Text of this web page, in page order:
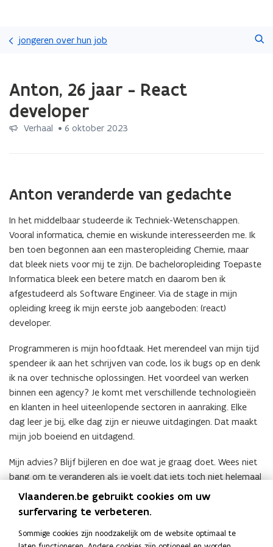
gaan
jongeren over hun job
met
laden.
bevindt
zich
jaar
developer
Anton, 26 jaar - React
developer
Verhaal • 6 oktober 2023
Anton veranderde van gedachte
In het middelbaar studeerde ik Techniek-Wetenschappen.
Vooral informatica, chemie en wiskunde interesseerden me. Ik
ben toen begonnen aan een masteropleiding Chemie, maar
dat bleek niets voor mij te zijn. De bacheloropleiding Toepaste
Informatica bleek een betere match en daarom ben ik
afgestudeerd als Software Engineer. Via de stage in mijn
opleiding kreeg ik mijn eerste job aangeboden: (react)
developer.
Programmeren is mijn hoofdtaak. Het merendeel van mijn tijd
spendeer ik aan het schrijven van code, los ik bugs op en denk
ik na over technische oplossingen. Het voordeel van werken
binnen een agency? Je komt met verschillende technologieën
en klanten in heel uiteenlopende sectoren in aanraking. Elke
dag leer je bij, elke dag zijn er nieuwe uitdagingen. Dat maakt
mijn job boeiend en uitdagend.
Mijn advies? Blijf bijleren en doe wat je graag doet. Wees niet
bang om te veranderen als je voelt dat iets toch niet helemaal
is wat je ervan verwacht had.
Vlaanderen.be gebruikt cookies om uw
surfervaring te verbeteren.
Sommige cookies zijn noodzakelijk om de website optimaal te